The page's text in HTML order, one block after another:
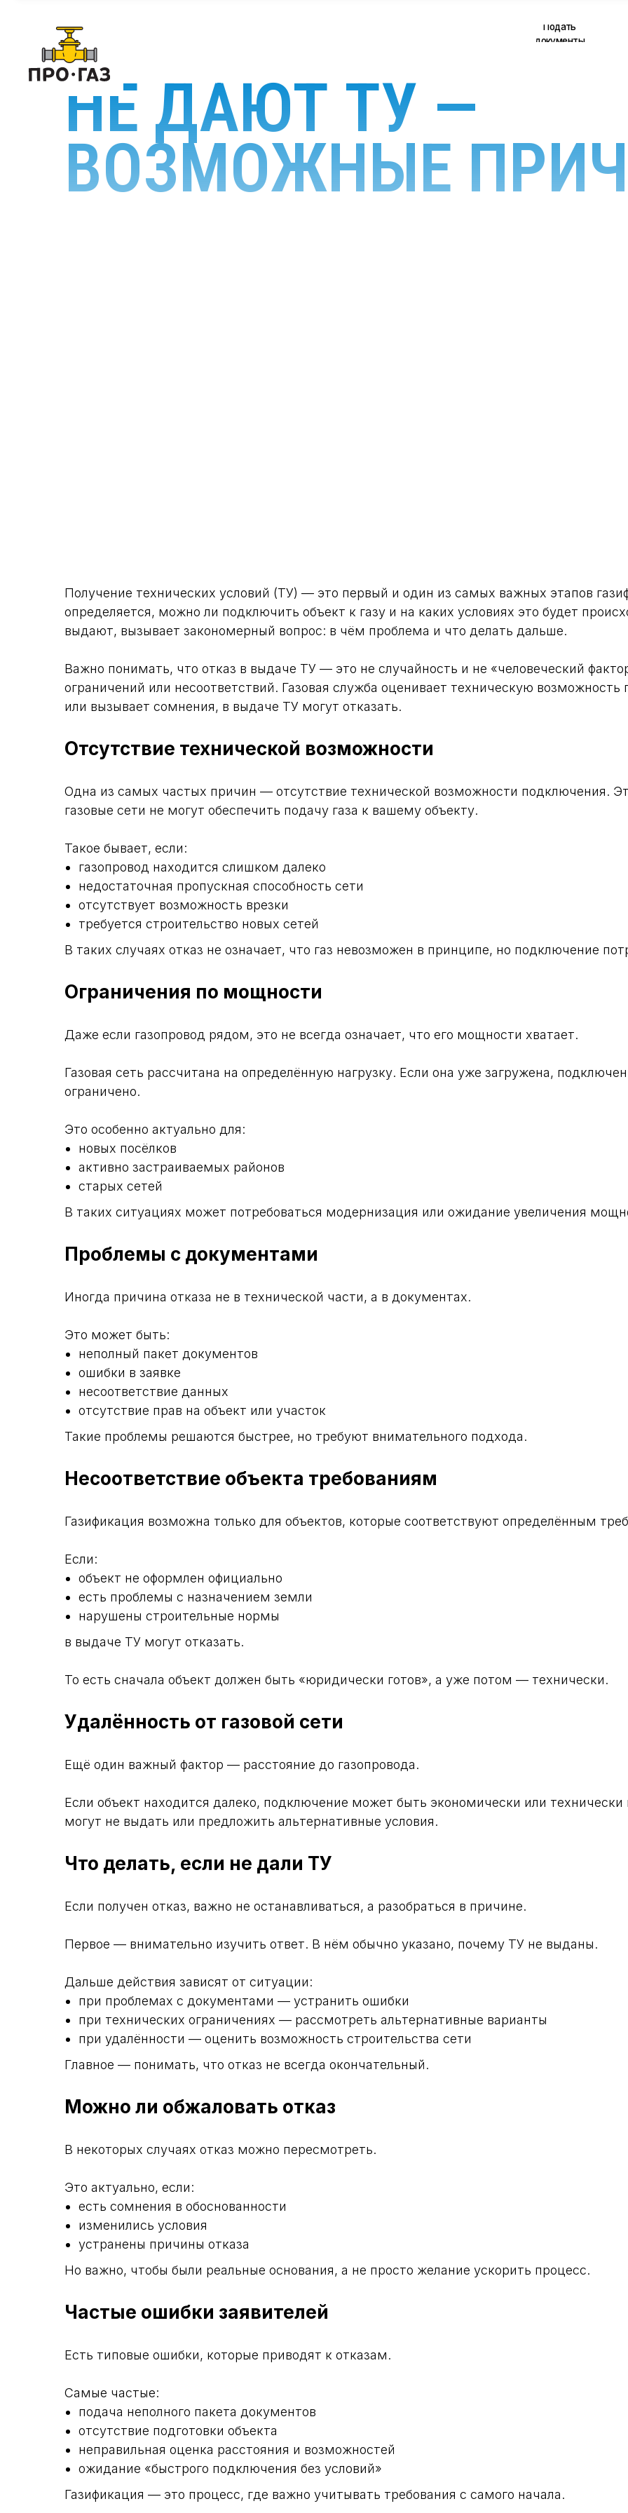
НЕ ДАЮТ ТУ —
ВОЗМОЖНЫЕ
Получение технических условий (ТУ) — это первый и один из самых важных этапов
определяется, можно ли подключить объект к газу и на каких условиях это будет
выдают, вызывает закономерный вопрос: в чём проблема и что делать дальше.
Важно понимать, что отказ в выдаче ТУ — это не случайность и не «человеческий
ограничений или несоответствий. Газовая служба оценивает техническую возможность
или вызывает сомнения, в выдаче ТУ могут отказать.
Отсутствие технической возможности
Одна из самых частых причин — отсутствие технической возможности подключения.
газовые сети не могут обеспечить подачу газа к вашему объекту.
Такое бывает, если:
газопровод находится слишком далеко
недостаточная пропускная способность сети
отсутствует возможность врезки
требуется строительство новых сетей
В таких случаях отказ не означает, что газ невозможен в принципе, но подключение
Ограничения по мощности
Даже если газопровод рядом, это не всегда означает, что его мощности хватает.
Газовая сеть рассчитана на определённую нагрузку. Если она уже загружена,
ограничено.
Это особенно актуально для:
новых посёлков
активно застраиваемых районов
старых сетей
В таких ситуациях может потребоваться модернизация или ожидание увеличения
Проблемы с документами
Иногда причина отказа не в технической части, а в документах.
Это может быть:
неполный пакет документов
ошибки в заявке
несоответствие данных
отсутствие прав на объект или участок
Такие проблемы решаются быстрее, но требуют внимательного подхода.
Несоответствие объекта требованиям
Газификация возможна только для объектов, которые соответствуют определённым
Если:
объект не оформлен официально
есть проблемы с назначением земли
нарушены строительные нормы
в выдаче ТУ могут отказать.
То есть сначала объект должен быть «юридически готов», а уже потом — технически.
Удалённость от газовой сети
Ещё один важный фактор — расстояние до газопровода.
Если объект находится далеко, подключение может быть экономически или
могут не выдать или предложить альтернативные условия.
Что делать, если не дали ТУ
Если получен отказ, важно не останавливаться, а разобраться в причине.
Первое — внимательно изучить ответ. В нём обычно указано, почему ТУ не выданы.
Дальше действия зависят от ситуации:
при проблемах с документами — устранить ошибки
при технических ограничениях — рассмотреть альтернативные варианты
при удалённости — оценить возможность строительства сети
Главное — понимать, что отказ не всегда окончательный.
Можно ли обжаловать отказ
В некоторых случаях отказ можно пересмотреть.
Это актуально, если:
есть сомнения в обоснованности
изменились условия
устранены причины отказа
Но важно, чтобы были реальные основания, а не просто желание ускорить процесс.
Частые ошибки заявителей
Есть типовые ошибки, которые приводят к отказам.
Самые частые:
подача неполного пакета документов
отсутствие подготовки объекта
неправильная оценка расстояния и возможностей
ожидание «быстрого подключения без условий»
Газификация — это процесс, где важно учитывать требования с самого начала.